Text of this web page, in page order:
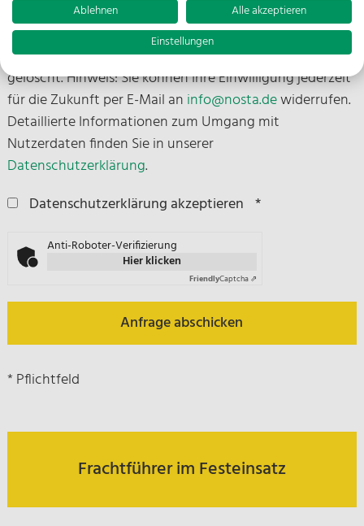
Kontaktformular zur Beantwortung meiner Anfrage
erhoben und verarbeitet werden. Die Daten werden
nach abgeschlossener Bearbeitung Ihrer Anfrage
gelöscht. Hinweis: Sie können Ihre Einwilligung jederzeit
für die Zukunft per E-Mail an info@nosta.dewiderrufen.
Detaillierte Informationen zum Umgang mit
Nutzerdaten finden Sie in unserer
Datenschutzerklärung.
Datenschutzerklärung akzeptieren *
Anti-Roboter-Verifizierung
Hier klicken
FriendlyCaptcha ⇗
Anfrage abschicken
* Pflichtfeld
Frachtführer im Festeinsatz
Ablehnen
Alle akzeptieren
Einstellungen